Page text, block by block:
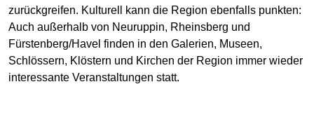
zurückgreifen. Kulturell kann die Region ebenfalls punkten:
Auch außerhalb von Neuruppin, Rheinsberg und
Fürstenberg/Havel finden in den Galerien, Museen,
Schlössern, Klöstern und Kirchen der Region immer wieder
interessante Veranstaltungen statt.